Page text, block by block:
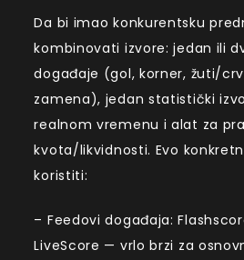
Da bi imao konkurentsku
kombinovati izvore: jedan ili
događaje (gol, korner, žuti/
zamena), jedan statistički
realnom vremenu i alat za
kvota/likvidnosti. Evo
koristiti:
– Feedovi događaja:
LiveScore — vrlo brzi za